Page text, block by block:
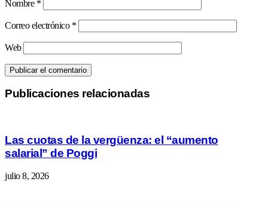
Nombre *
Correo electrónico *
Web
Publicaciones relacionadas
Las cuotas de la vergüenza: el “aumento
salarial” de Poggi
julio 8, 2026